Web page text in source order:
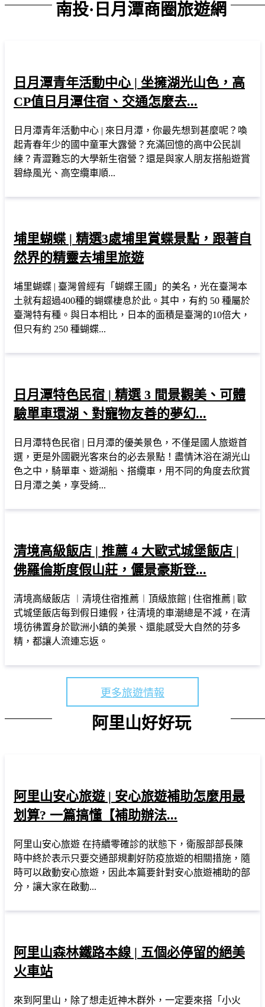
南投·日月潭商圈旅遊網
日月潭青年活動中心 | 坐擁湖光山色，高
CP值日月潭住宿、交通怎麼去...
日月潭青年活動中心 | 來日月潭，你最先想到甚麼呢？喚
起青春年少的國中童軍大露營？充滿回憶的高中公民訓
練？青澀難忘的大學新生宿營？還是與家人朋友搭船遊賞
碧綠風光、高空纜車順...
埔里蝴蝶 | 精選3處埔里賞蝶景點，跟著自
然界的精靈去埔里旅遊
埔里蝴蝶 | 臺灣曾經有「蝴蝶王國」的美名，光在臺灣本
土就有超過400種的蝴蝶棲息於此。其中，有約 50 種屬於
臺灣特有種。與日本相比，日本的面積是臺灣的10倍大，
但只有約 250 種蝴蝶...
日月潭特色民宿 | 精選 3 間景觀美、可體
驗單車環湖、對寵物友善的夢幻...
日月潭特色民宿 | 日月潭的優美景色，不僅是國人旅遊首
選，更是外國觀光客來台的必去景點！盡情沐浴在湖光山
色之中，騎單車、遊湖船、搭纜車，用不同的角度去欣賞
日月潭之美，享受綺...
清境高級飯店 | 推薦 4 大歐式城堡飯店 |
佛羅倫斯度假山莊，儷景豪斯登...
清境高級飯店 ︱清境住宿推薦︱頂級旅館 | 住宿推薦 | 歐
式城堡飯店每到假日連假，往清境的車潮總是不減，在清
境彷彿置身於歐洲小鎮的美景、還能感受大自然的芬多
精，都讓人流連忘返。
更多旅遊情報
阿里山好好玩
阿里山安心旅遊 | 安心旅遊補助怎麼用最
划算? 一篇搞懂【補助辦法...
阿里山安心旅遊 在持續零確診的狀態下，衛服部部長陳
時中終於表示只要交通部規劃好防疫旅遊的相關措施，隨
時可以啟動安心旅遊，因此本篇要針對安心旅遊補助的部
分，讓大家在啟動...
阿里山森林鐵路本線 | 五個必停留的絕美
火車站
來到阿里山，除了想走近神木群外，一定要來搭「小火